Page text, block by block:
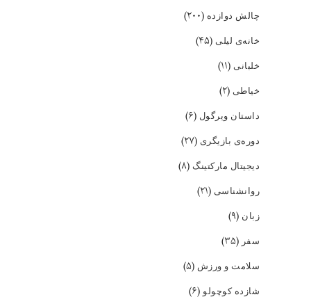
چالش دوازده (۲۰۰)
خانه‌ی لیلی (۴۵)
خلبانی (۱۱)
خیاطی (۲)
داستان ویرگول (۶)
دوره‌ی بازیگری (۲۷)
دیجیتال مارکتینگ (۸)
روانشناسی (۲۱)
زبان (۹)
سفر (۳۵)
سلامت و ورزش (۵)
شازده کوچولو(۶)